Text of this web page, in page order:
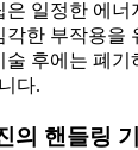
은 일정한 에
한 부작용을
후에는 폐
다.
의 핸들링